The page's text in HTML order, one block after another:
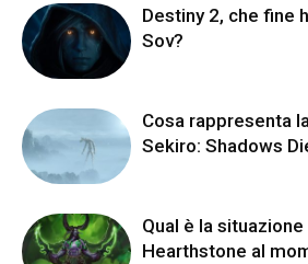
Destiny 2, che fine
Sov?
Cosa rappresenta
Sekiro: Shadows
Qual è la
Hearthstone al